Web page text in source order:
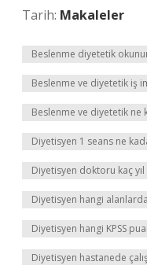
Tarih: Makaleler
Beslenme diyetetik
Beslenme ve diyetetik iş
Beslenme ve diyetetik ne
Diyetisyen 1 seans ne
Diyetisyen doktoru kaç
Diyetisyen hangi
Diyetisyen hangi KPSS
Diyetisyen hastanede